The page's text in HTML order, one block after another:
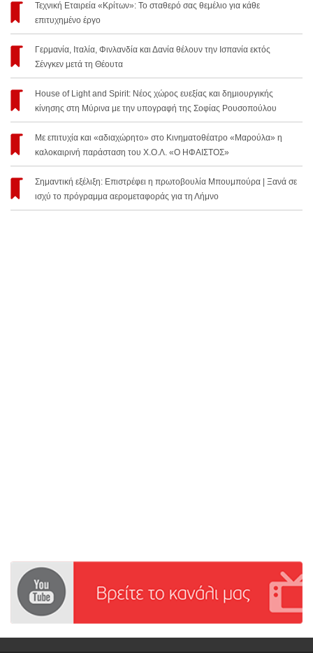
Τεχνική Εταιρεία «Κρίτων»: Το σταθερό σας θεμέλιο για κάθε
επιτυχημένο έργο
Γερμανία, Ιταλία, Φινλανδία και Δανία θέλουν την Ισπανία εκτός
Σένγκεν μετά τη Θέουτα
House of Light and Spirit: Νέος χώρος ευεξίας και δημιουργικής
κίνησης στη Μύρινα με την υπογραφή της Σοφίας Ρουσοπούλου
Με επιτυχία και «αδιαχώρητο» στο Κινηματοθέατρο «Μαρούλα» η
καλοκαιρινή παράσταση του Χ.Ο.Λ. «Ο ΗΦΑΙΣΤΟΣ»
Σημαντική εξέλιξη: Επιστρέφει η πρωτοβουλία Μπουμπούρα | Ξανά σε
ισχύ το πρόγραμμα αερομεταφοράς για τη Λήμνο